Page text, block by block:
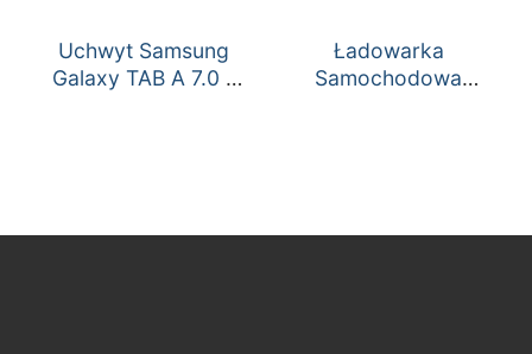
Uchwyt Samsung
Galaxy TAB A 7.0 –
Ładowarka
Samochodowa